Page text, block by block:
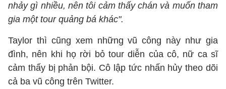
nhảy gì nhiều, nên tôi cảm thấy chán và muốn tham
gia một tour quảng bá khác".
Taylor thì cũng xem những vũ công này như gia
đình, nên khi họ rời bỏ tour diễn của cô, nữ ca sĩ
cảm thấy bị phản bội. Cô lập tức nhấn hủy theo dõi
cả ba vũ công trên Twitter.